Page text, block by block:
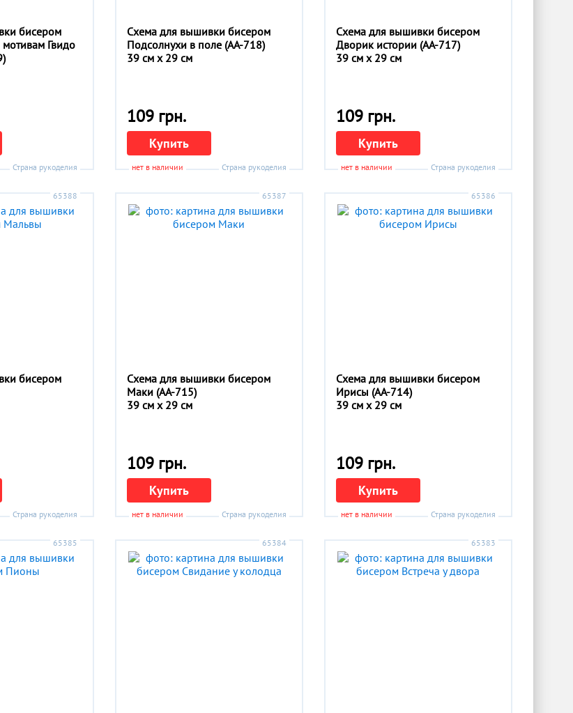
бисером
Гвидо
Страна рукоделия
Схема для вышивки бисером
Подсолнухи в поле (АА-718)
39 см x 29 см
109 грн.
Купить
нет в наличии Страна рукоделия
Схема для вышивки бисером
Дворик истории (АА-717)
39 см x 29 см
109 грн.
Купить
нет в наличии Страна рукоделия
65388
бисером
Страна рукоделия
65387
Схема для вышивки бисером
Маки (АА-715)
39 см x 29 см
109 грн.
Купить
нет в наличии Страна рукоделия
65386
Схема для вышивки бисером
Ирисы (АА-714)
39 см x 29 см
109 грн.
Купить
нет в наличии Страна рукоделия
65385 65384 65383